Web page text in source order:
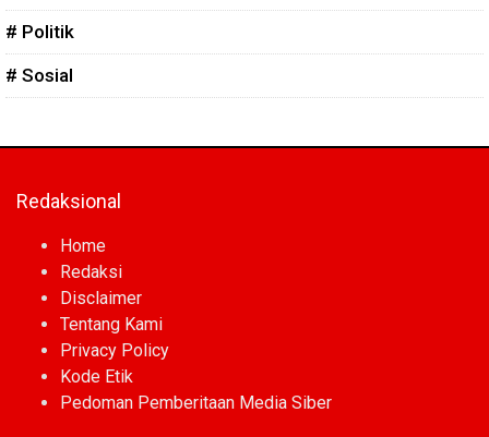
# Politik
# Sosial
Redaksional
Home
Redaksi
Disclaimer
Tentang Kami
Privacy Policy
Kode Etik
Pedoman Pemberitaan Media Siber